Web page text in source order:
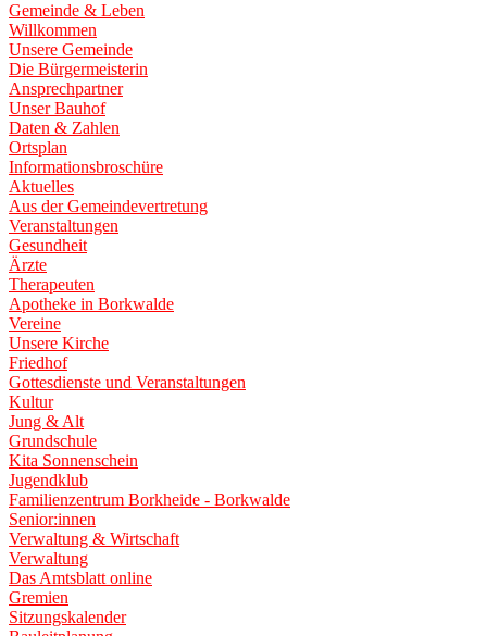
Gemeinde & Leben
Willkommen
Unsere Gemeinde
Die Bürgermeisterin
Ansprechpartner
Unser Bauhof
Daten & Zahlen
Ortsplan
Informationsbroschüre
Aktuelles
Aus der Gemeindevertretung
Veranstaltungen
Gesundheit
Ärzte
Therapeuten
Apotheke in Borkwalde
Vereine
Unsere Kirche
Friedhof
Gottesdienste und Veranstaltungen
Kultur
Jung & Alt
Grundschule
Kita Sonnenschein
Jugendklub
Familienzentrum Borkheide - Borkwalde
Senior:innen
Verwaltung & Wirtschaft
Verwaltung
Das Amtsblatt online
Gremien
Sitzungskalender